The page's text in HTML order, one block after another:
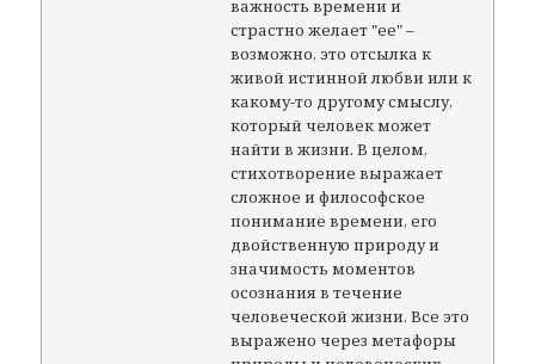
важность времени и
страстно желает "ее" –
возможно, это отсылка к
живой истинной любви или к
какому-то другому смыслу,
который человек может
найти в жизни. В целом,
стихотворение выражает
сложное и философское
понимание времени, его
двойственную природу и
значимость моментов
осознания в течение
человеческой жизни. Все это
выражено через метафоры